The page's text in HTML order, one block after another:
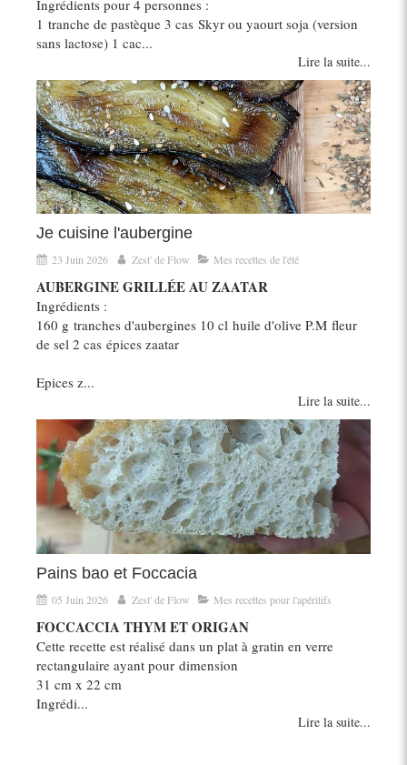
Ingrédients pour 4 personnes :
1 tranche de pastèque 3 cas Skyr ou yaourt soja (version
sans lactose) 1 cac...
Lire la suite...
Je cuisine l'aubergine
23 Juin 2026 Zest' de Flow Mes recettes de l'été
AUBERGINE GRILLÉE AU ZAATAR
Ingrédients :
160 g tranches d'aubergines 10 cl huile d'olive P.M fleur
de sel 2 cas épices zaatar
Epices z...
Lire la suite...
Pains bao et Foccacia
05 Juin 2026 Zest' de Flow Mes recettes pour l'apéritifs
FOCCACCIA THYM ET ORIGAN
Cette recette est réalisé dans un plat à gratin en verre
rectangulaire ayant pour dimension
31 cm x 22 cm
Ingrédi...
Lire la suite...